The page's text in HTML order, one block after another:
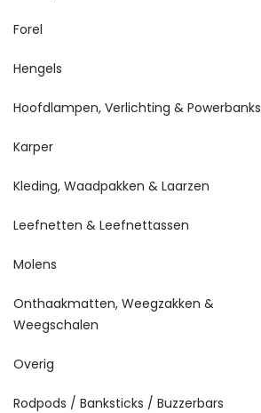
Forel
Hengels
Hoofdlampen, Verlichting & Powerbanks
Karper
Kleding, Waadpakken & Laarzen
Leefnetten & Leefnettassen
Molens
Onthaakmatten, Weegzakken &
Weegschalen
Overig
Rodpods / Banksticks / Buzzerbars